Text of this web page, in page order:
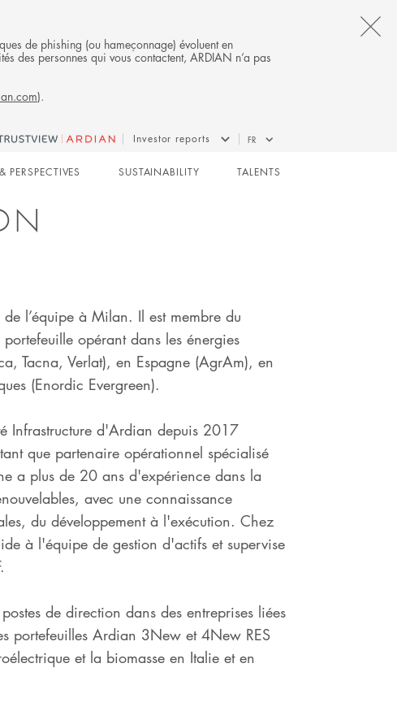
de phishing (ou hameçonnage) évoluent en
des personnes qui vous contactent, ARDIAN n’a pas
).
Investor reports FR
PERSPECTIVES SUSTAINABILITY TALENTS
INFRASTRUCTURE
l’équipe à Milan. Il est membre du
opérant dans les énergies
Tacna, Verlat), en Espagne (AgrAm), en
(Enordic Evergreen).
Infrastructure d'Ardian depuis 2017
que partenaire opérationnel spécialisé
a plus de 20 ans d'expérience dans la
avec une connaissance
du développement à l'exécution. Chez
à l'équipe de gestion d'actifs et supervise
de direction dans des entreprises liées
portefeuilles Ardian 3New et 4New RES
et la biomasse en Italie et en